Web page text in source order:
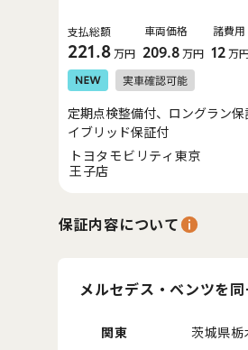
支払総額
221.8万円
車両価格
209.8万円
諸費用
12万
定期点検整備付、ロングラン保
イブリッド保証付
トヨタモビリティ東京
王子店
保証内容について
メルセデス・ベンツを
関東 茨城県栃